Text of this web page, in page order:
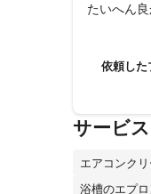
たいへん
依頼した
サービ
エアコンクリ
浴槽のエプ